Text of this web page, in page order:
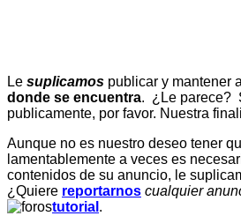
Le suplicamos publicar y mantener
donde se encuentra. ¿Le parece?
publicamente, por favor. Nuestra
Aunque no es nuestro deseo tener
lamentablemente a veces es
contenidos de su anuncio, le
¿Quiere reportarnos cualquier
tutorial .